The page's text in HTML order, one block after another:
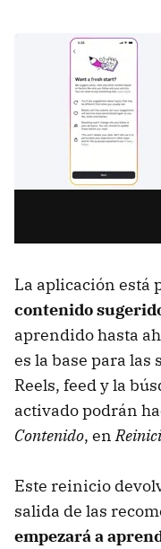
La aplicación está
contenido
aprendido hasta
es la base para
Reels, feed y la
activado podrán
Contenido, en
Este reinicio
salida de las
empezará a